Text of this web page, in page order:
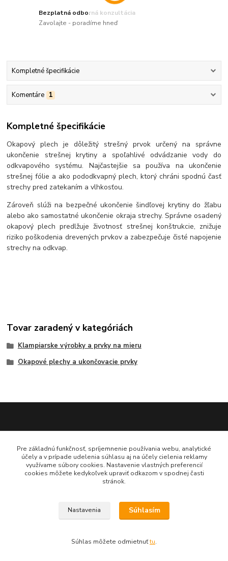
Bezplatná odborná konzultácia
Zavolajte - poradíme hneď
Kompletné špecifikácie
Komentáre 1
Kompletné špecifikácie
Okapový plech je dôležitý strešný prvok určený na správne
ukončenie strešnej krytiny a spoľahlivé odvádzanie vody do
odkvapového systému. Najčastejšie sa používa na ukončenie
strešnej fólie a ako pododkvapný plech, ktorý chráni spodnú časť
strechy pred zatekaním a vlhkosťou.
Zároveň slúži na bezpečné ukončenie šindľovej krytiny do žľabu
alebo ako samostatné ukončenie okraja strechy. Správne osadený
okapový plech predlžuje životnosť strešnej konštrukcie, znižuje
riziko poškodenia drevených prvkov a zabezpečuje čisté napojenie
strechy na odkvap.
Tovar zaradený v kategóriách
Klampiarske výrobky a prvky na mieru
Okapové plechy a ukončovacie prvky
0948 484 313
Po-Pia 7:30-16:00 hod
doplnkykstrecham@gmail.com
Vytvorené na Eshop-rychlo.sk
Pre základnú funkčnosť, spríjemnenie používania webu, analytické
účely a v prípade udelenia súhlasu aj na účely cielenia reklamy
využívame súbory cookies. Nastavenie vlastných preferencií
cookies môžete kedykoľvek upraviť odkazom v spodnej časti
stránok.
Nastavenia Súhlasím
Súhlas môžete odmietnuťtu.